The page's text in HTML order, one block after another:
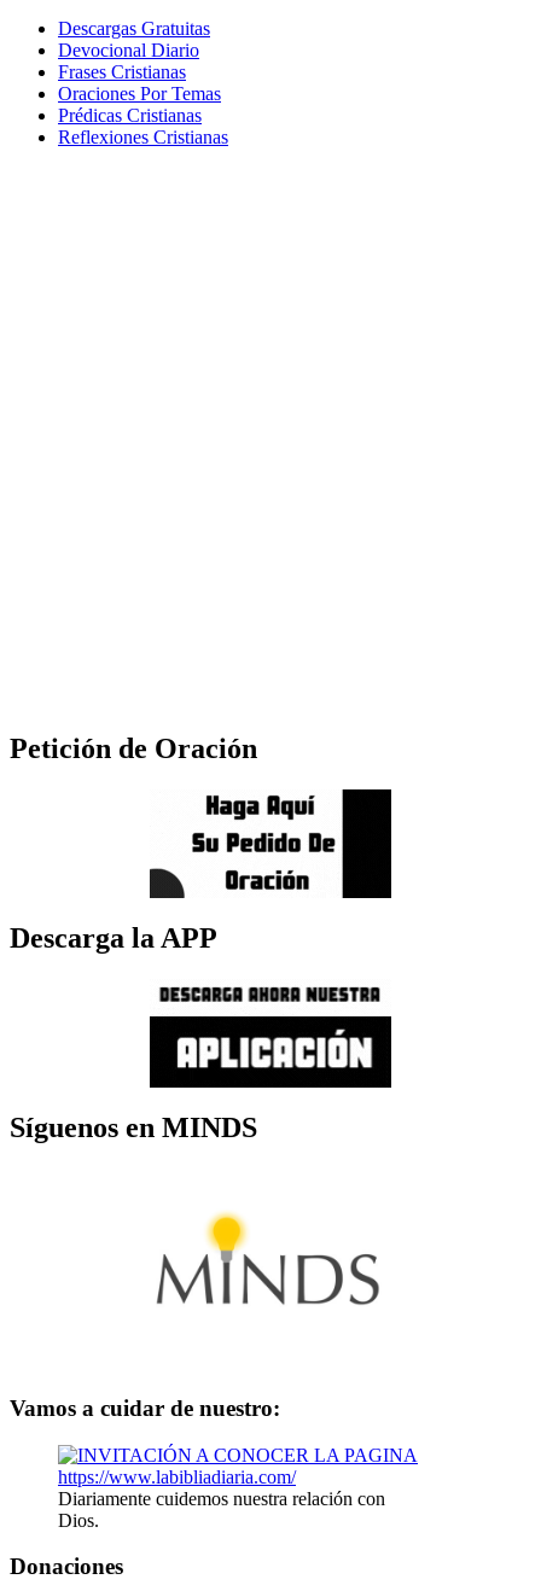
Descargas Gratuitas
Devocional Diario
Frases Cristianas
Oraciones Por Temas
Prédicas Cristianas
Reflexiones Cristianas
Petición de Oración
Descarga la APP
Síguenos en MINDS
Vamos a cuidar de nuestro:
Diariamente cuidemos nuestra relación con
Dios.
Donaciones